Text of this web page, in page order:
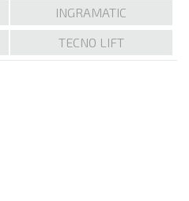
INGRAMATIC
TECNO LIFT